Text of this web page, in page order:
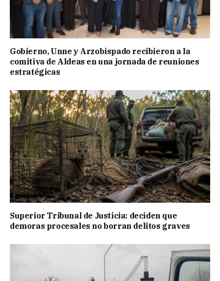
Gobierno, Unne y Arzobispado recibieron a la
comitiva de Aldeas en una jornada de reuniones
estratégicas
Superior Tribunal de Justicia: deciden que
demoras procesales no borran delitos graves